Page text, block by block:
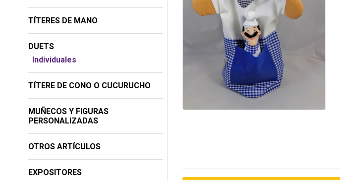
TÍTERES DE MANO
DUETS
Individuales
TÍTERE DE CONO O CUCURUCHO
MUÑECOS Y FIGURAS
PERSONALIZADAS
OTROS ARTÍCULOS
EXPOSITORES